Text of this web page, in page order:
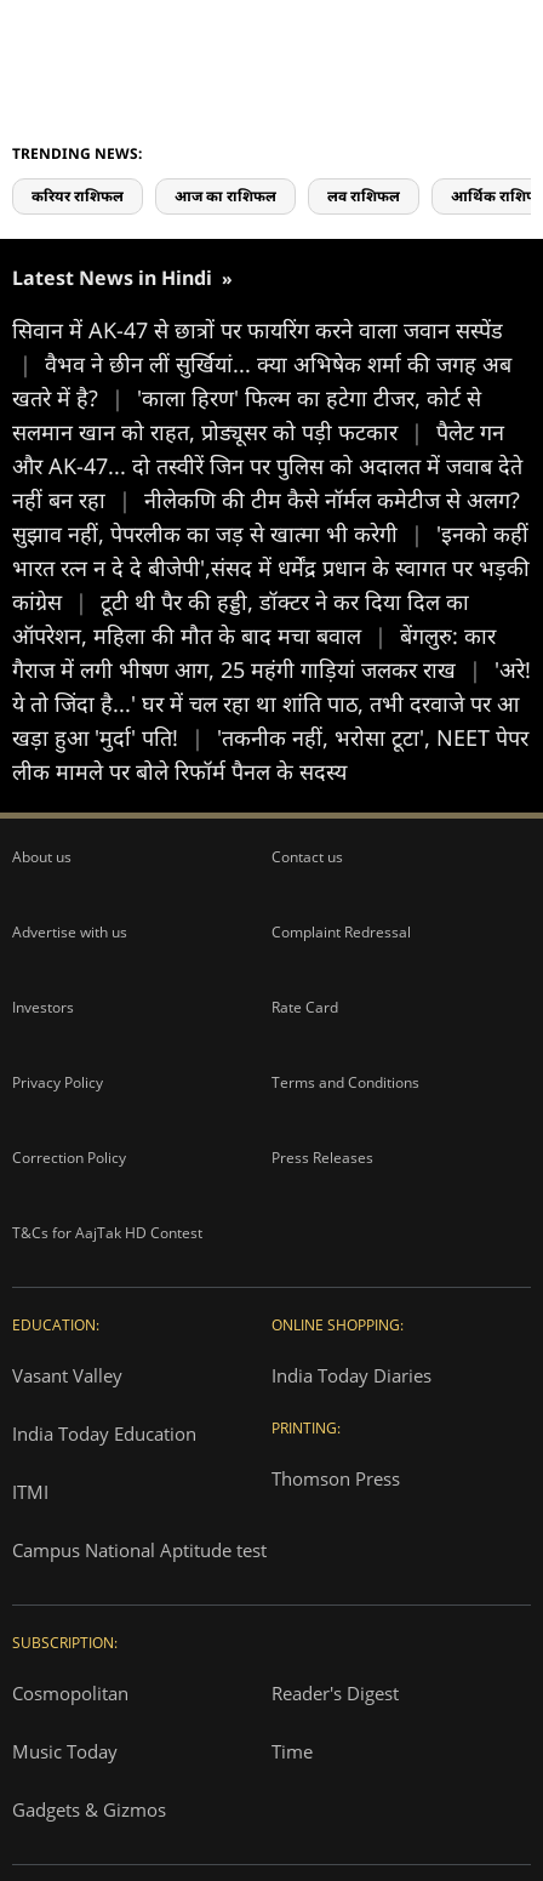
TRENDING NEWS:
करियर राशिफल आज का राशिफल लव राशिफल आर्थिक
Latest News in Hindi »
सिवान में AK-47 से छात्रों पर फायरिंग करने वाला जवान सस्पेंड
|
वैभव ने छीन लीं सुर्खियां... क्या अभिषेक शर्मा की जगह अब
खतरे में है?
|
'काला हिरण' फिल्म का हटेगा टीजर, कोर्ट से
सलमान खान को राहत, प्रोड्यूसर को पड़ी फटकार |
पैलेट गन
और AK-47... दो तस्वीरें जिन पर पुलिस को अदालत में जवाब देते
नहीं बन रहा
|
नीलेकणि की टीम कैसे नॉर्मल कमेटीज से अलग?
सुझाव नहीं, पेपरलीक का जड़ से खात्मा भी करेगी
|
'इनको कहीं
भारत रत्न न दे दे बीजेपी',संसद में धर्मेंद्र प्रधान के स्वागत पर भड़की
कांग्रेस |
टूटी थी पैर की हड्डी, डॉक्टर ने कर दिया दिल का
ऑपरेशन, महिला की मौत के बाद मचा बवाल |
बेंगलुरु: कार
गैराज में लगी भीषण आग, 25 महंगी गाड़ियां जलकर राख
|
'अरे!
ये तो जिंदा है...' घर में चल रहा था शांति पाठ, तभी दरवाजे पर आ
खड़ा हुआ 'मुर्दा' पति!
|
'तकनीक नहीं, भरोसा टूटा', NEET पेपर
लीक मामले पर बोले रिफॉर्म पैनल के सदस्य
About us Contact us
Advertise with us Complaint Redressal
Investors Rate Card
Privacy Policy Terms and Conditions
Correction Policy Press Releases
T&Cs for AajTak HD Contest
EDUCATION:
Vasant Valley
India Today Education
ITMI
Campus National Aptitude test
ONLINE SHOPPING:
India Today Diaries
PRINTING:
Thomson Press
SUBSCRIPTION:
Cosmopolitan Reader's Digest
Music Today Time
Gadgets & Gizmos